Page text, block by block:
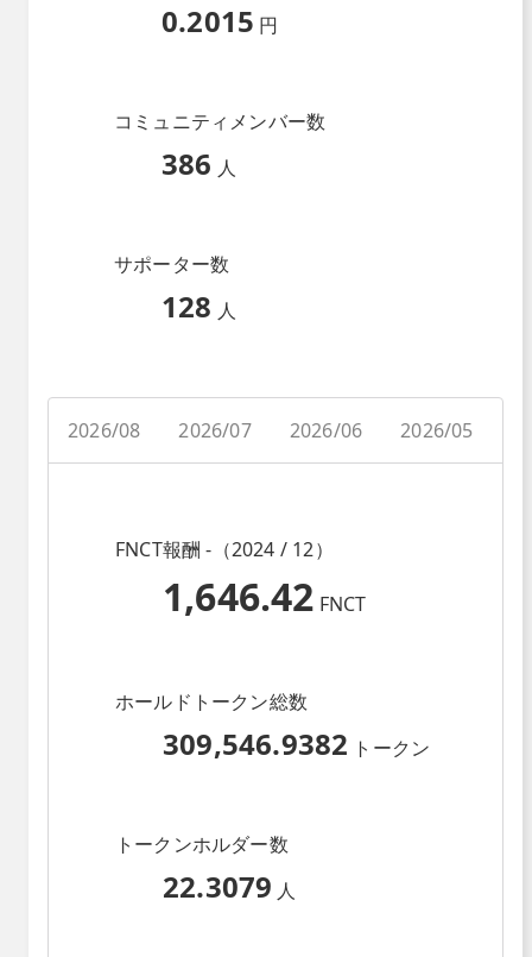
0.2015 円
コミュニティメンバー数
386 人
サポーター数
128 人
2026/08 2026/07 2026/06 2026/05
FNCT報酬 -（2024 / 12）
1,646.42 FNCT
ホールドトークン総数
309,546.9382 トークン
トークンホルダー数
22.3079 人